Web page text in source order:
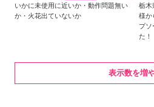
いかに未使用に近いか・動作問題無い
か・火花出ていないか
栃木
様か
プソ
た！
表示数を増